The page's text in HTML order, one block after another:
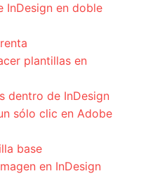
InDesign en doble
plantillas en
dentro de InDesign
sólo clic en Adobe
base
en InDesign